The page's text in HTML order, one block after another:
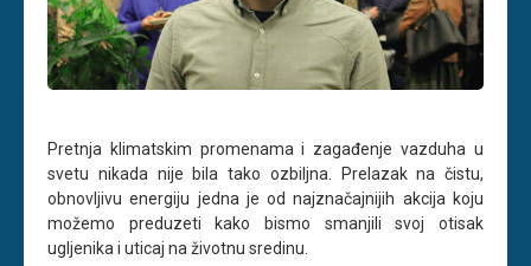
Pretnja klimatskim promenama i zagađenje vazduha u
svetu nikada nije bila tako ozbiljna. Prelazak na čistu,
obnovljivu energiju jedna je od najznačajnijih akcija koju
možemo preduzeti kako bismo smanjili svoj otisak
ugljenika i uticaj na životnu sredinu.